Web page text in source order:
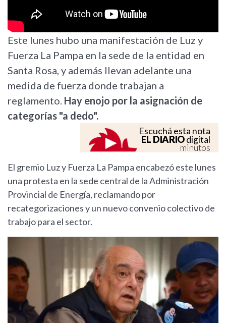
Este lunes hubo una manifestación de Luz y
Fuerza La Pampa en la sede de la entidad en
Santa Rosa, y además llevan adelante una
medida de fuerza donde trabajan a
reglamento. Hay enojo por la asignación de
categorías "a dedo".
Escuchá esta nota
EL DIARIOdigital
minutos
El gremio Luz y Fuerza La Pampa encabezó este lunes
una protesta en la sede central de la Administración
Provincial de Energía, reclamando por
recategorizaciones y un nuevo convenio colectivo de
trabajo para el sector.